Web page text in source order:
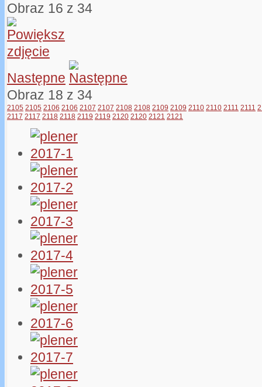
Obraz 16 z 34
Następne
Obraz 18 z 34
2105 2105 2106 2106 2107 2107 2108 2108 2109 2109 2110 2110 2111 2111
2117 2117 2118 2118 2119 2119 2120 2120 2121 2121